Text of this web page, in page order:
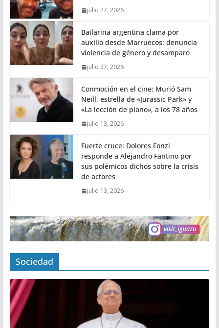
julio 27, 2026
Bailarina argentina clama por
auxilio desde Marruecos: denuncia
violencia de género y desamparo
julio 27, 2026
Conmoción en el cine: Murió Sam
Neill, estrella de «Jurassic Park» y
«La lección de piano», a los 78 años
julio 13, 2026
Fuerte cruce: Dolores Fonzi
responde a Alejandro Fantino por
sus polémicos dichos sobre la crisis
de actores
julio 13, 2026
Sociedad